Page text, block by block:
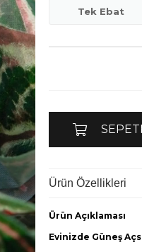
Tek Ebat
Ürün Özellikleri
Ürün Açıklaması
Evinizde Güneş